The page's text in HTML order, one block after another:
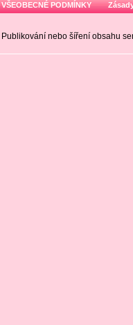
VŠEOBECNÉ PODMÍNKY
Publikování nebo šíření obsahu